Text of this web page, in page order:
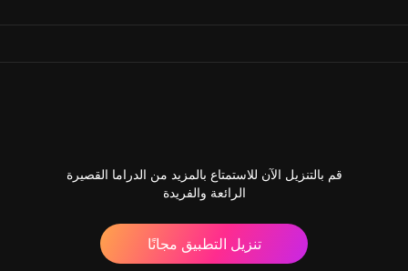
قم بالتنزيل الآن للاستمتاع بالمزيد من الدراما القصيرة
الرائعة والفريدة
تنزيل التطبيق مجانًا